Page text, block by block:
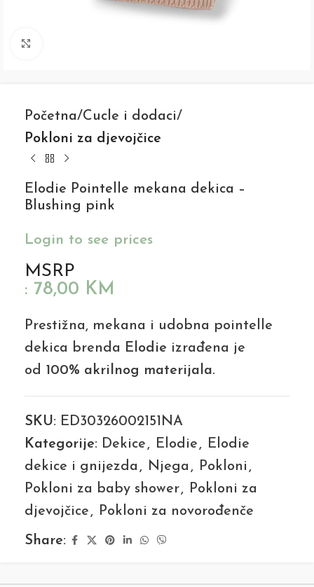
Početna Cucle i dodaci
Pokloni za djevojčice
Elodie Pointelle mekana dekica –
Blushing pink
Login to see prices
MSRP
: 78,00 KM
Prestižna, mekana i udobna pointelle
dekica brenda Elodie izrađena je
od 100% akrilnog materijala.
SKU: ED30326002151NA
Kategorije: Dekice , Elodie , Elodie
dekice i gnijezda , Njega , Pokloni ,
Pokloni za baby shower, Pokloni za
djevojčice , Pokloni za novorođenče
Share: